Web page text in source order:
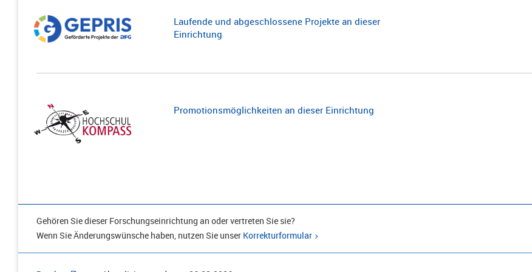
Laufende und abgeschlossene Projekte an dieser
Einrichtung
Promotionsmöglichkeiten an dieser Einrichtung
Gehören Sie dieser Forschungseinrichtung an oder vertreten Sie sie?
Wenn Sie Änderungswünsche haben, nutzen Sie unser Korrekturformular